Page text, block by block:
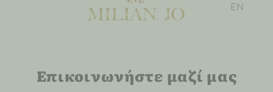
EN
Επικοινωνήστε μαζί μας